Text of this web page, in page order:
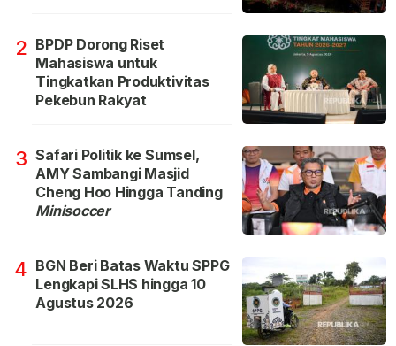
2 BPDP Dorong Riset
Mahasiswa untuk
Tingkatkan Produktivitas
Pekebun Rakyat
3 Safari Politik ke Sumsel,
AMY Sambangi Masjid
Cheng Hoo Hingga Tanding
Minisoccer
4 BGN Beri Batas Waktu SPPG
Lengkapi SLHS hingga 10
Agustus 2026